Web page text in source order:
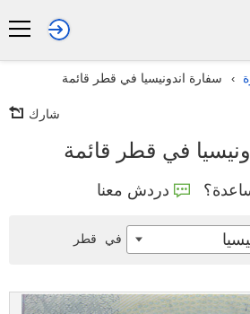
› سفارة اندونيسيا في قطر قائمة
شارك
في قطر قائمة
دردش معنا
في قطر